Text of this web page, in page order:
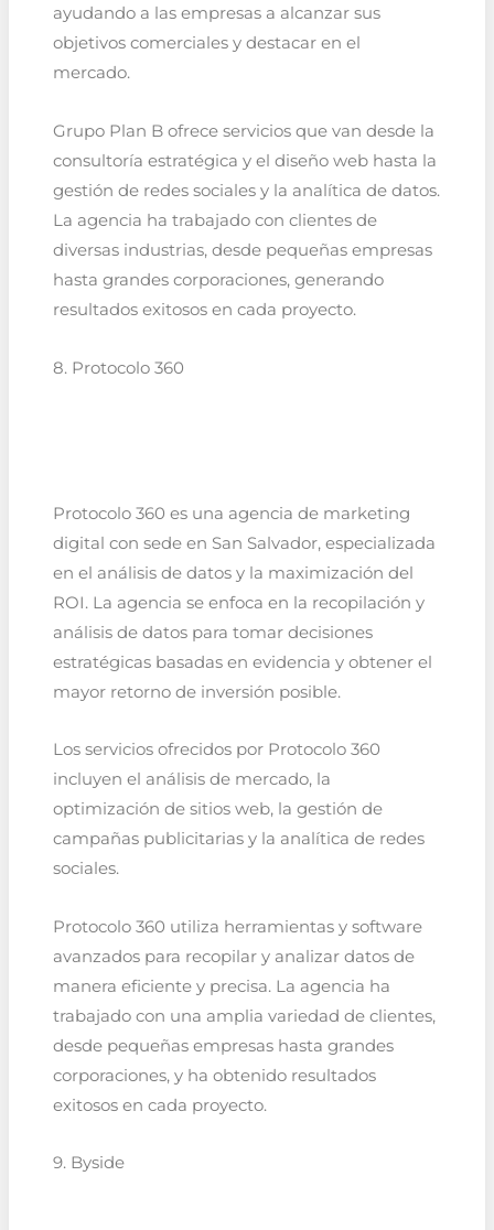
ayudando a las empresas a alcanzar sus
objetivos comerciales y destacar en el
mercado.
Grupo Plan B ofrece servicios que van desde la
consultoría estratégica y el diseño web hasta la
gestión de redes sociales y la analítica de datos.
La agencia ha trabajado con clientes de
diversas industrias, desde pequeñas empresas
hasta grandes corporaciones, generando
resultados exitosos en cada proyecto.
8. Protocolo 360
Protocolo 360 es una agencia de marketing
digital con sede en San Salvador, especializada
en el análisis de datos y la maximización del
ROI. La agencia se enfoca en la recopilación y
análisis de datos para tomar decisiones
estratégicas basadas en evidencia y obtener el
mayor retorno de inversión posible.
Los servicios ofrecidos por Protocolo 360
incluyen el análisis de mercado, la
optimización de sitios web, la gestión de
campañas publicitarias y la analítica de redes
sociales.
Protocolo 360 utiliza herramientas y software
avanzados para recopilar y analizar datos de
manera eficiente y precisa. La agencia ha
trabajado con una amplia variedad de clientes,
desde pequeñas empresas hasta grandes
corporaciones, y ha obtenido resultados
exitosos en cada proyecto.
9. Byside